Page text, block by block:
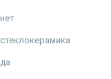
нет
стеклокерамика
да